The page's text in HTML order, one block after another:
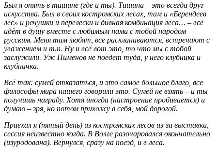
Был я опять в тишине (где и ты). Тишина – это всегда друг
искусства. Был в своих костромских лесах, там и «Берендеев
лес» и речушки и перелески и дивная комбинация леса… – всё
идёт в душу вместе с любимым нами с тобой народом
русским. Меня там любят, все раскланиваются, встречают с
уважением и т.п. Ну и всё вот это, то что мы с тобой
заслужили. Уж Пименов не поедет туда, у него клубника и
клубничка.
Всё так: сумей отказаться, и это самое большое благо, все
философы мира нашего говорили это. Сумей не взять – и ты
получишь награду. Хотя иногда (настроение пробивается) и
думаю – зря, но потом прихожу в себя, мой дорогой.
Приехал я (пятый день) из костромских лесов из-за выставки,
сессия неизвестно когда. В Волге разочаровался окончательно
(изуродована). Вернулся, сразу на поезд, и в леса.